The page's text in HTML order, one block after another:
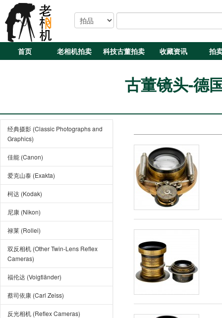
首页 老相机拍卖 科技古董拍卖 收藏资讯 拍
古董镜头-德
经典摄影 (Classic Photographs and
Graphics)
佳能 (Canon)
爱克山泰 (Exakta)
柯达 (Kodak)
尼康 (Nikon)
禄莱 (Rollei)
双反相机 (Other Twin-Lens Reflex
Cameras)
福伦达 (Voigtländer)
蔡司依康 (Carl Zeiss)
反光相机 (Reflex Cameras)